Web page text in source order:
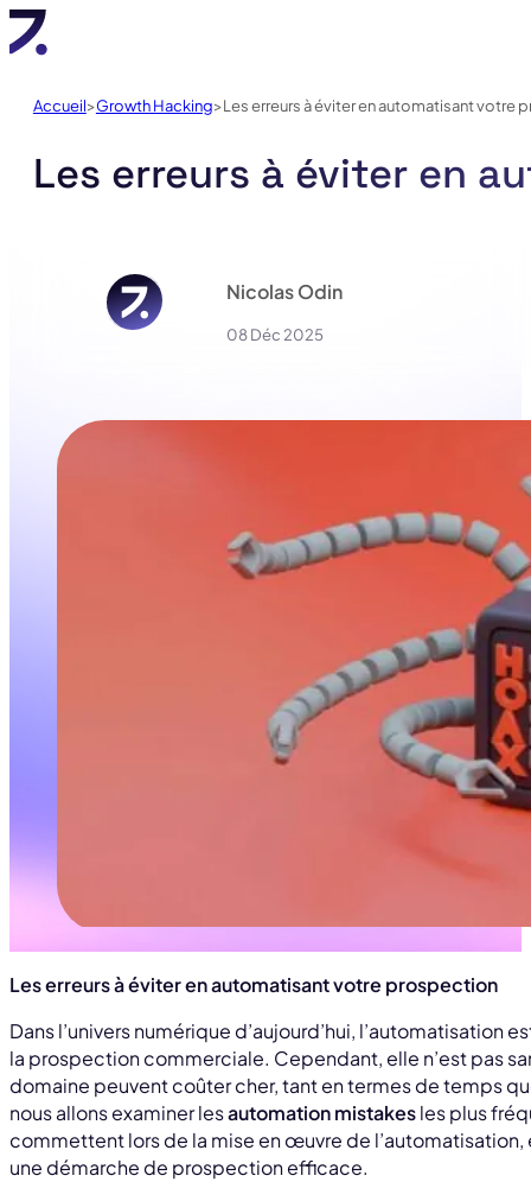
Les erreurs à éviter en
Accueil Growth Hacking Les erreurs à éviter en automatisant votre
Nicolas Odin
08 Déc 2025
Les erreurs à éviter en automatisant votre prospection
Dans l’univers numérique d’aujourd’hui, l’automatisation
la prospection commerciale. Cependant, elle n’est pas
domaine peuvent coûter cher, tant en termes de temps
nous allons examiner lesautomation mistakesles plus
commettent lors de la mise en œuvre de
une démarche de prospection efficace.